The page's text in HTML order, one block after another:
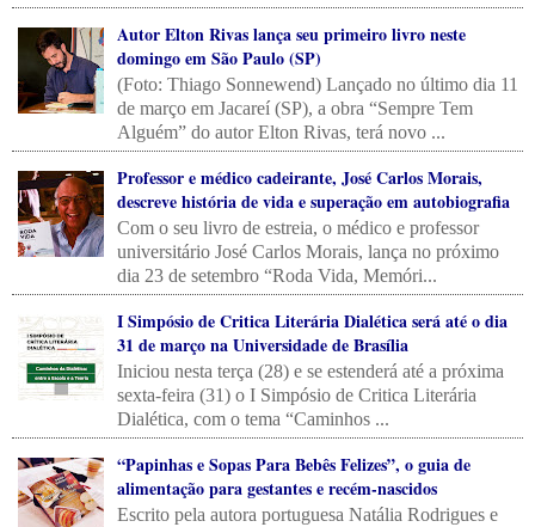
Autor Elton Rivas lança seu primeiro livro neste
domingo em São Paulo (SP)
(Foto: Thiago Sonnewend) Lançado no último dia 11
de março em Jacareí (SP), a obra “Sempre Tem
Alguém” do autor Elton Rivas, terá novo ...
Professor e médico cadeirante, José Carlos Morais,
descreve história de vida e superação em autobiografia
Com o seu livro de estreia, o médico e professor
universitário José Carlos Morais, lança no próximo
dia 23 de setembro “Roda Vida, Memóri...
I Simpósio de Critica Literária Dialética será até o dia
31 de março na Universidade de Brasília
Iniciou nesta terça (28) e se estenderá até a próxima
sexta-feira (31) o I Simpósio de Critica Literária
Dialética, com o tema “Caminhos ...
“Papinhas e Sopas Para Bebês Felizes”, o guia de
alimentação para gestantes e recém-nascidos
Escrito pela autora portuguesa Natália Rodrigues e